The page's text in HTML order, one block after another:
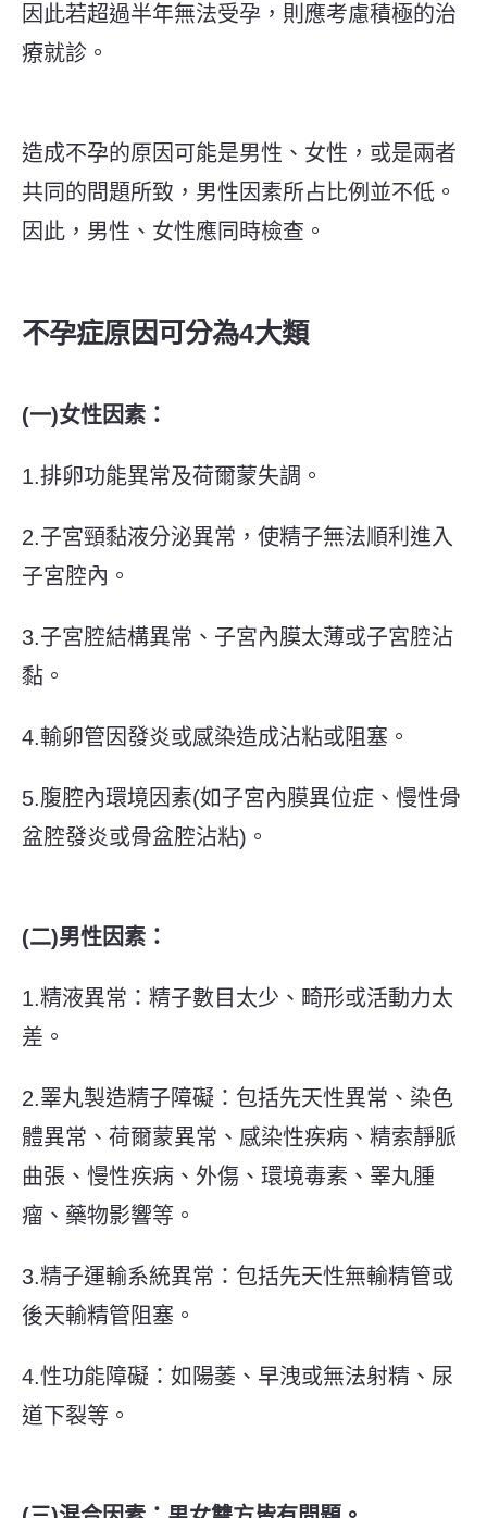
因此若超過半年無法受孕，則應考慮積極的治
療就診。
造成不孕的原因可能是男性、女性，或是兩者
共同的問題所致，男性因素所占比例並不低。
因此，男性、女性應同時檢查。
不孕症原因可分為4大類
(一)女性因素：
1.排卵功能異常及荷爾蒙失調。
2.子宮頸黏液分泌異常，使精子無法順利進入
子宮腔內。
3.子宮腔結構異常、子宮內膜太薄或子宮腔沾
黏。
4.輸卵管因發炎或感染造成沾粘或阻塞。
5.腹腔內環境因素(如子宮內膜異位症、慢性骨
盆腔發炎或骨盆腔沾粘)。
(二)男性因素：
1.精液異常：精子數目太少、畸形或活動力太
差。
2.睪丸製造精子障礙：包括先天性異常、染色
體異常、荷爾蒙異常、感染性疾病、精索靜脈
曲張、慢性疾病、外傷、環境毒素、睪丸腫
瘤、藥物影響等。
3.精子運輸系統異常：包括先天性無輸精管或
後天輸精管阻塞。
4.性功能障礙：如陽萎、早洩或無法射精、尿
道下裂等。